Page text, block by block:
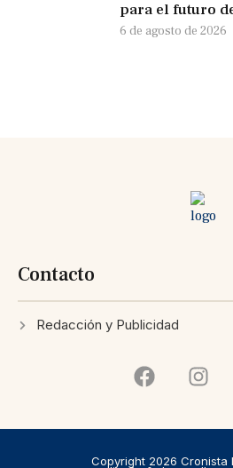
para el futuro
6 de agosto de 2026
Contacto
Redacción y Publicidad
Copyright 2026 Cronista